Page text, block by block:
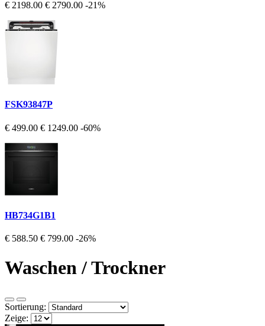
€ 2198.00 € 2790.00 -21%
FSK93847P
€ 499.00 € 1249.00 -60%
HB734G1B1
€ 588.50 € 799.00 -26%
Waschen / Trockner
Sortierung:
Zeige: